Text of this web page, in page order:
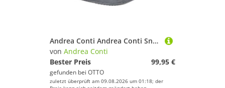
Andrea Conti Andrea Conti Sneaker Leder Sneaker
von Andrea Conti
Bester Preis
99,95 €
gefunden bei OTTO
zuletzt überprüft am 09.08.2026 um 01:18; der